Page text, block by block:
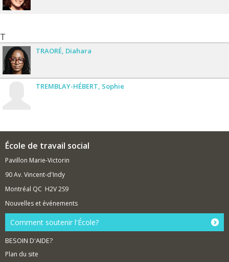
T
TRAORÉ Diahara
TREMBLAY-HÉBERT Sophie
École de travail social
Pavillon Marie-Victorin
90 Av. Vincent-d'Indy
Montréal QC H2V 2S9
Nouvelles et événements
Comment soutenir l'École?
BESOIN D'AIDE?
Plan du site